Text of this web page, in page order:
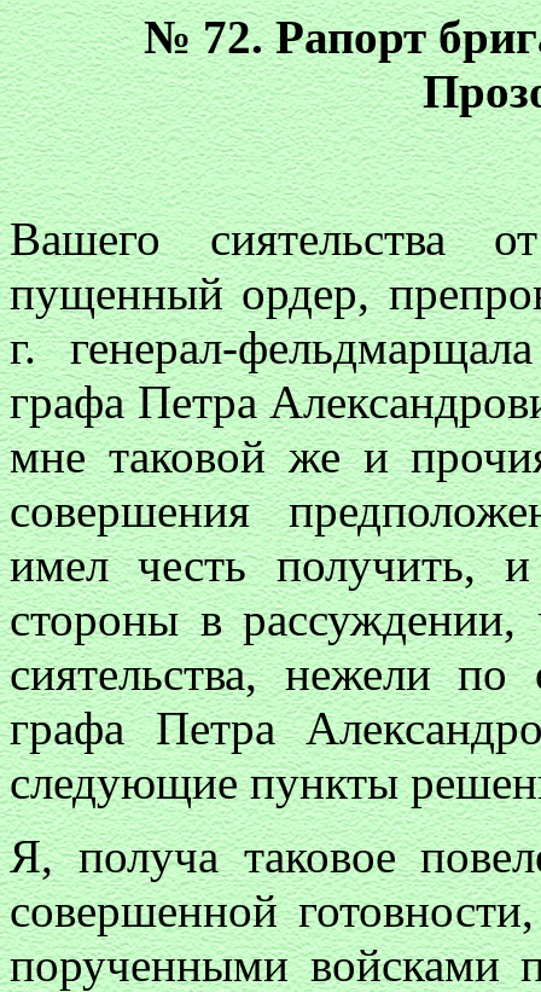
№ 72. Рапорт
Вашего сиятельства
пущенный ордер,
г. генерал-
графа Петра
мне таковой же и
совершения
имел честь получить,
стороны в
сиятельства, нежели по
графа Петра
следующие пункты
Я, получа таковое
совершенной
порученными войсками